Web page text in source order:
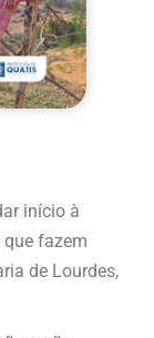
início à
fazem
de Lourdes,